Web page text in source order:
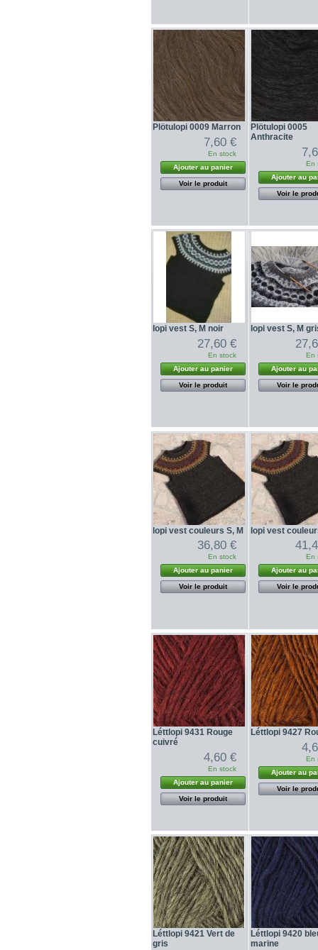
Plötulopi 0009 Marron
7,60 €
En stock
Ajouter au panier
Voir le produit
Plötulopi 0005
Anthracite
En
Ajouter au
Voir le
lopi vest S, M noir
27,60 €
En stock
Ajouter au panier
Voir le produit
lopi vest S, M
En
Ajouter au
Voir le
lopi vest couleurs S, M
36,80 €
En stock
Ajouter au panier
Voir le produit
lopi vest
En
Ajouter au
Voir le
Léttlopi 9431 Rouge
cuivré
4,60 €
En stock
Ajouter au panier
Voir le produit
Léttlopi 9427
En
Ajouter au
Voir le
Léttlopi 9421 Vert de
gris
Léttlopi 9420
marine